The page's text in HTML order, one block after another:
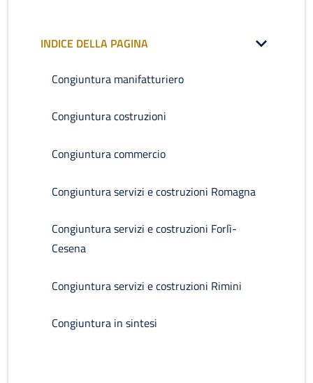
INDICE DELLA PAGINA
Congiuntura manifatturiero
Congiuntura costruzioni
Congiuntura commercio
Congiuntura servizi e costruzioni Romagna
Congiuntura servizi e costruzioni Forlì-
Cesena
Congiuntura servizi e costruzioni Rimini
Congiuntura in sintesi